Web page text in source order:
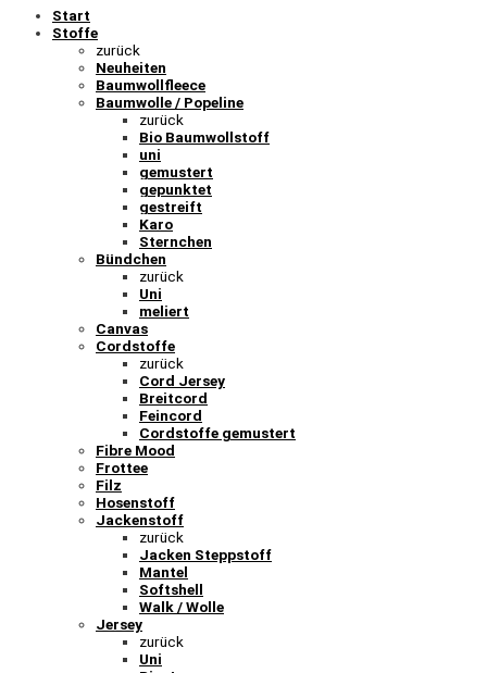
Start
Stoffe
zurück
Neuheiten
Baumwollfleece
Baumwolle / Popeline
zurück
Bio Baumwollstoff
uni
gemustert
gepunktet
gestreift
Karo
Sternchen
Bündchen
zurück
Uni
meliert
Canvas
Cordstoffe
zurück
Cord Jersey
Breitcord
Feincord
Cordstoffe gemustert
Fibre Mood
Frottee
Filz
Hosenstoff
Jackenstoff
zurück
Jacken Steppstoff
Mantel
Softshell
Walk / Wolle
Jersey
zurück
Uni